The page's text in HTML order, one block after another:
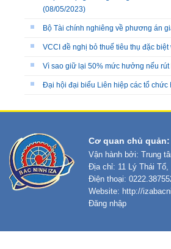
(08/05/2023)
Bộ Tài chính nghiêng về phương án
VCCI đề nghị bỏ thuế tiêu thụ đặc
Vì sao giữ lại 50% mức hưởng nếu
Đại hội đại biểu Liên hiệp các tổ chức
Cơ quan chủ
Vận hành bởi: Trung
Địa chỉ: 11 Lý Thái
Điện thoại:
Website: http://
Đăng nhập